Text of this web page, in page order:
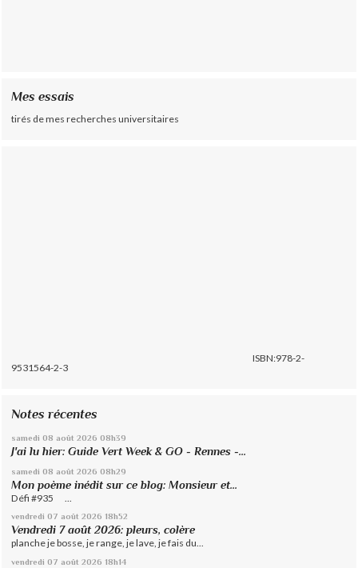
Mes essais
tirés de mes recherches universitaires
ISBN:978-2-
9531564-2-3
Notes récentes
samedi 08 août 2026 08h39
J'ai lu hier: Guide Vert Week & GO - Rennes -...
samedi 08 août 2026 08h29
Mon poème inédit sur ce blog: Monsieur et...
Défi #935 ...
vendredi 07 août 2026 18h52
Vendredi 7 août 2026: pleurs, colère
planche je bosse, je range, je lave, je fais du...
vendredi 07 août 2026 18h14